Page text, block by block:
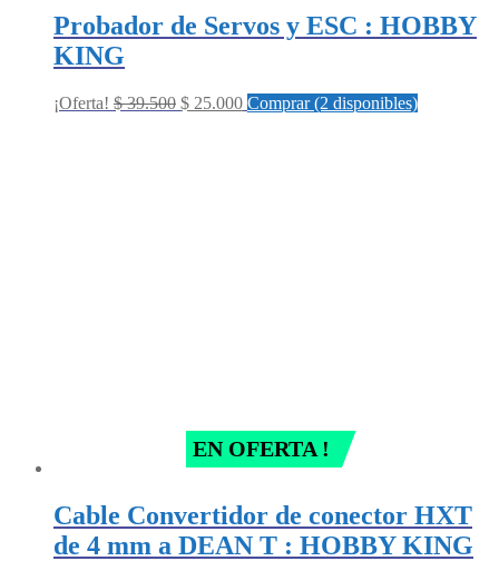
Probador de Servos y ESC : HOBBY
KING
¡Oferta! $39.500 Original
$ 25.000Current
Comprar (2 disponibles)
EN OFERTA !
Cable Convertidor de conector HXT
de 4 mm a DEAN T : HOBBY KING